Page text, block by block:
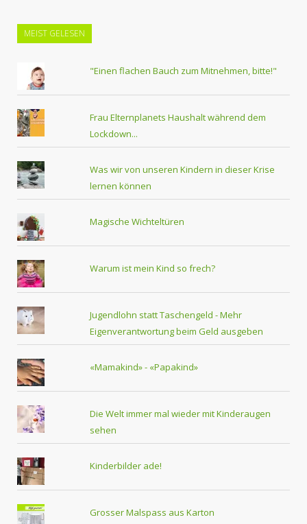
MEIST GELESEN
"Einen flachen Bauch zum Mitnehmen, bitte!"
Frau Elternplanets Haushalt während dem
Lockdown...
Was wir von unseren Kindern in dieser Krise
lernen können
Magische Wichteltüren
Warum ist mein Kind so frech?
Jugendlohn statt Taschengeld - Mehr
Eigenverantwortung beim Geld ausgeben
«Mamakind» - «Papakind»
Die Welt immer mal wieder mit Kinderaugen
sehen
Kinderbilder ade!
Grosser Malspass aus Karton